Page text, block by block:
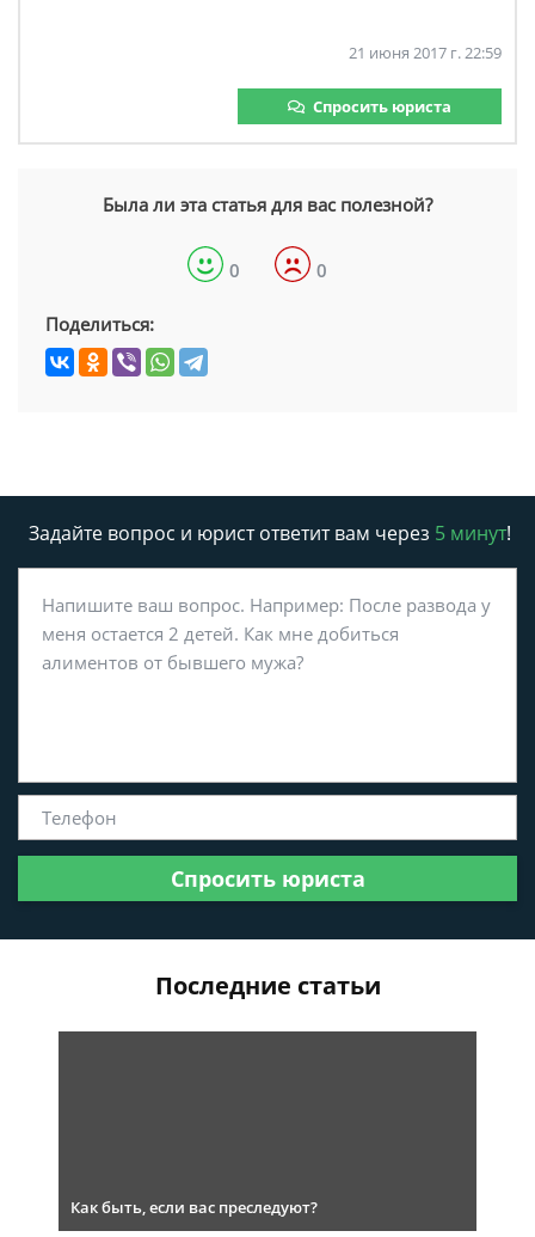
21 июня 2017 г. 22:59
Спросить юриста
Была ли эта статья для вас полезной?
0 0
Поделиться:
Задайте вопрос и юрист ответит вам через 5 минут!
Спросить юриста
Последние статьи
Как быть, если вас преследуют?